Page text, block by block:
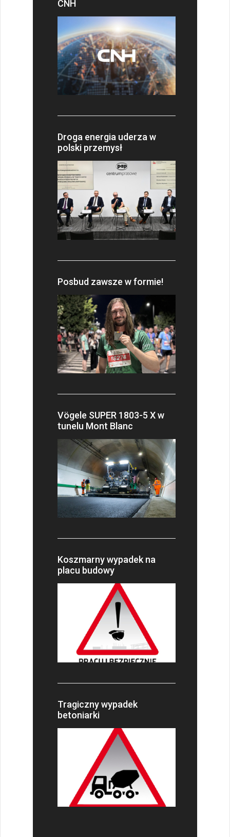
CNH
Droga energia uderza w
polski przemysł
Posbud zawsze w formie!
Vögele SUPER 1803-5 X w
tunelu Mont Blanc
Koszmarny wypadek na
placu budowy
Tragiczny wypadek
betoniarki